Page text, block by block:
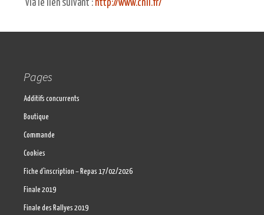
via le lien suivant : http://www.cnil.fr/
Pages
Additifs concurrents
Boutique
Commande
Cookies
Fiche d’inscription – Repas 17/02/2026
Finale 2019
Finale des Rallyes 2019